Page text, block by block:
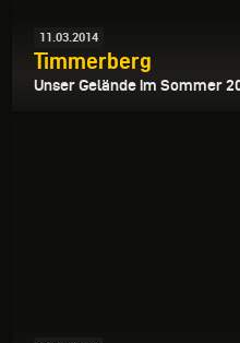
11.03.2014
Timmerberg
Unser Gelände im Sommer